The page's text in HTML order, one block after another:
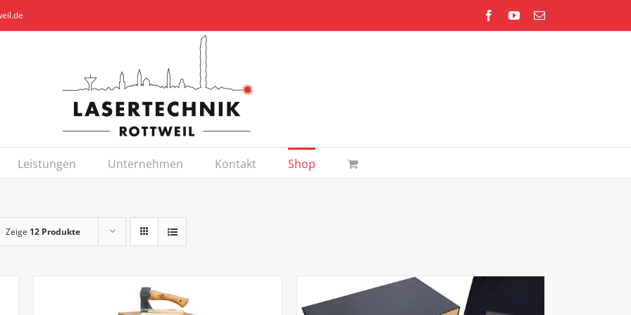
FacebookYouTube
E-
Leistungen Unternehmen Kontakt Shop
Zeige 12 Produkte